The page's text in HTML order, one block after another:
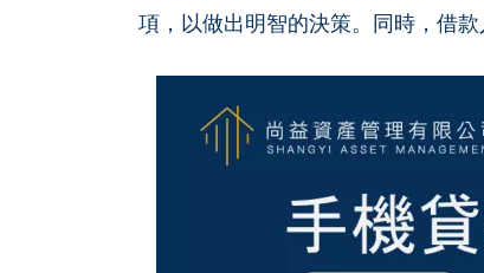
項，以做出明智的決策。同時，借